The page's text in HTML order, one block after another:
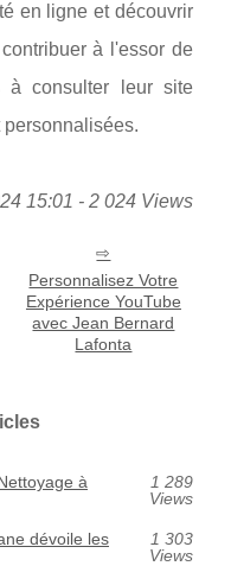
en ligne et découvrir
à l'essor de
à consulter leur site
15:01 - 2 024 Views
Personnalisez Votre
Expérience YouTube
avec Jean Bernard
Lafonta
à
1 289
Views
dévoile les
1 303
Views